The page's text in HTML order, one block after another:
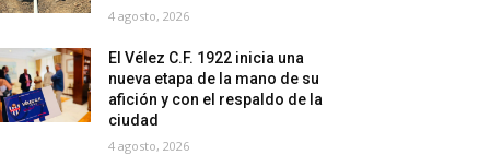
4 agosto, 2026
El Vélez C.F. 1922 inicia una
nueva etapa de la mano de su
afición y con el respaldo de la
ciudad
4 agosto, 2026